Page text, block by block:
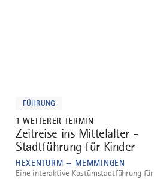
FÜHRUNG
1 WEITERER TERMIN
1
Zeitreise ins Mittelalter -
Stadtführung für Kinder
HEXENTURM — MEMMINGEN
Eine interaktive Kostümstadtführung